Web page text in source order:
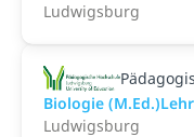
Ludwigsburg
Biologie
Ludwigsburg